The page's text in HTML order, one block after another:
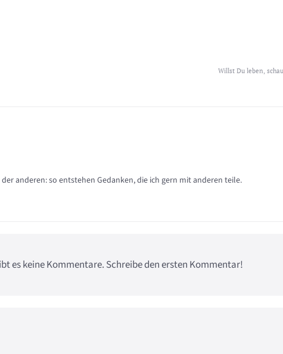
Willst Du leben,
anderen: so entstehen Gedanken, die ich gern mit anderen teile.
es keine Kommentare. Schreibe den ersten Kommentar!